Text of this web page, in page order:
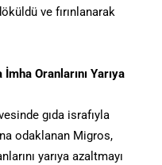
ve fırınlanarak
Oranlarını Yarıya
gıda israfıyla
odaklanan Migros,
yarıya azaltmayı